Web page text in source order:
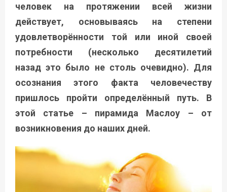
человек на протяжении всей жизни
действует, основываясь на степени
удовлетворённости той или иной своей
потребности (несколько десятилетий
назад это было не столь очевидно). Для
осознания этого факта человечеству
пришлось пройти определённый путь. В
этой статье – пирамида Маслоу – от
возникновения до наших дней.